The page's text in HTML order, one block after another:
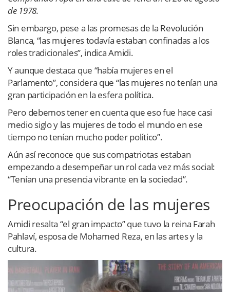
de 1978.
Sin embargo, pese a las promesas de la Revolución
Blanca, “las mujeres todavía estaban confinadas a los
roles tradicionales”, indica Amidi.
Y aunque destaca que “había mujeres en el
Parlamento”, considera que “las mujeres no tenían una
gran participación en la esfera política.
Pero debemos tener en cuenta que eso fue hace casi
medio siglo y las mujeres de todo el mundo en ese
tiempo no tenían mucho poder político”.
Aún así reconoce que sus compatriotas estaban
empezando a desempeñar un rol cada vez más social:
“Tenían una presencia vibrante en la sociedad”.
Preocupación de las mujeres
Amidi resalta “el gran impacto” que tuvo la reina Farah
Pahlaví, esposa de Mohamed Reza, en las artes y la
cultura.